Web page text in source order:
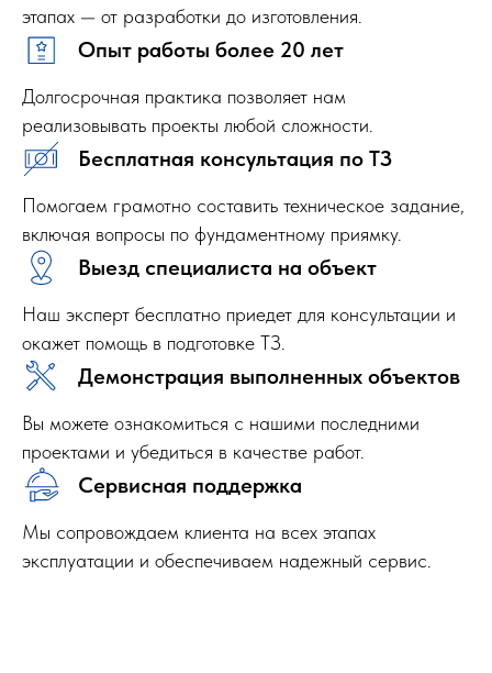
этапах — от разработки до изготовления.
Опыт работы более 20 лет
Долгосрочная практика позволяет нам
реализовывать проекты любой сложности.
Бесплатная консультация по ТЗ
Помогаем грамотно составить техническое задание,
включая вопросы по фундаментному приямку.
Выезд специалиста на объект
Наш эксперт бесплатно приедет для консультации и
окажет помощь в подготовке ТЗ.
Демонстрация выполненных объектов
Вы можете ознакомиться с нашими последними
проектами и убедиться в качестве работ.
Сервисная поддержка
Мы сопровождаем клиента на всех этапах
эксплуатации и обеспечиваем надежный сервис.